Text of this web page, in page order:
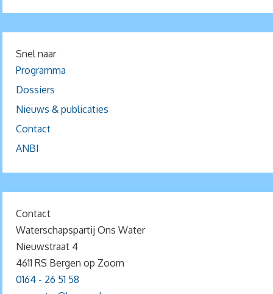
Snel naar
Programma
Dossiers
Nieuws & publicaties
Contact
ANBI
Contact
Waterschapspartij Ons Water
Nieuwstraat 4
4611 RS Bergen op Zoom
0164 - 26 51 58